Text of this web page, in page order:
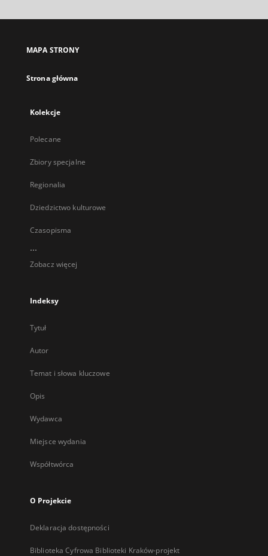
MAPA STRONY
Strona główna
Kolekcje
Polecane
Zbiory specjalne
Regionalia
Dziedzictwo kulturowe
Czasopisma
...
Zobacz więcej
Indeksy
Tytuł
Autor
Temat i słowa kluczowe
Opis
Wydawca
Miejsce wydania
Współtwórca
O Projekcie
Deklaracja dostępności
Biblioteka Cyfrowa Biblioteki Kraków-projekt